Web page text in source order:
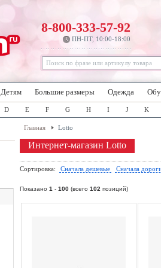
8-800-333-57-92
ПН-ПТ, 10:00-18:00
Детям Большие размеры Одежда
D E F G H I J K
Главная Lotto
Интернет-магазин Lotto
Сортировка: Сначала дешевые Сначала
Показано 1 - 100 (всего 102 позиций)